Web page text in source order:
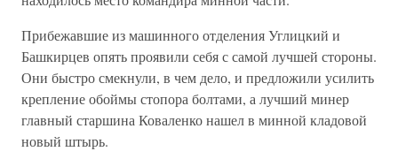
Прибежавшие из машинного отделения Углицкий и
Башкирцев опять проявили себя с самой лучшей стороны.
Они быстро смекнули, в чем дело, и предложили усилить
крепление обоймы стопора болтами, а лучший минер
главный старшина Коваленко нашел в минной кладовой
новый штырь.